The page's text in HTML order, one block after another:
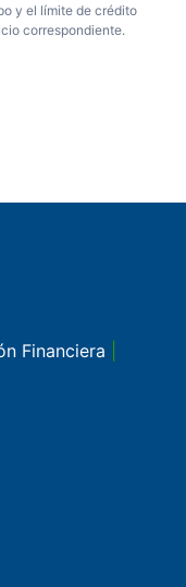
y el límite de crédito
correspondiente.
Financiera